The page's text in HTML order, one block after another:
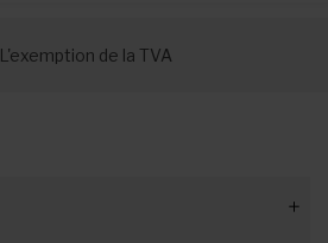
L'exemption de la TVA